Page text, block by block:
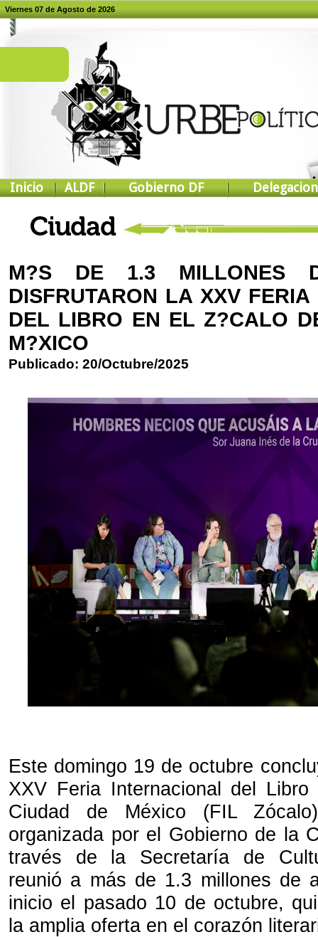
Viernes 07 de Agosto de 2026
Inicio ALDF Gobierno DF
M?S DE 1.3 MILLONES
DISFRUTARON LA XXV
DEL LIBRO EN EL Z?CALO
M?XICO
Publicado: 20/Octubre/2025
Este domingo 19 de octubre
XXV Feria Internacional del
Ciudad de México (FIL
organizada por el Gobierno de la
través de la Secretaría de
reunió a más de 1.3 millones de
inicio el pasado 10 de octubre,
la amplia oferta en el corazón